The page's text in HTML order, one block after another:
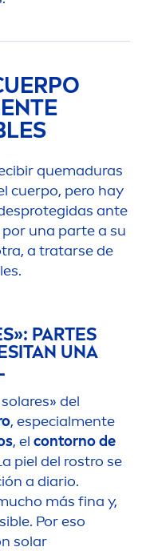
TE
quemaduras
cuerpo, pero hay
ante
por una parte a su
a tratarse de
PARTES
UNA
del
, especialmente
, el contorno de
piel del rostro se
a diario.
más fina y,
Por eso
solar